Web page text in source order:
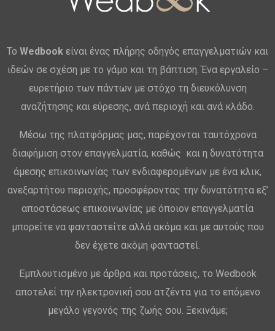
Το Wedbook είναι ένας πλήρης οδηγός επαγγελματιών και
ιδεών σε σχέση με το γάμο και τη βάπτιση. Ένα εργαλείο –
ευρετήριο των πάντων με στόχο τη διευκόλυνση
αναζήτησης και εύρεσης, ανά περιοχή και ανά κλάδο.
Μέσω της πλατφόρμας μας, παρέχονται ταυτόχρονα
διαφήμιση στον επαγγελματία, καθώς και η δυνατότητα
άμεσης επικοινωνίας των ενδιαφερομένων με ένα κλικ,
ανεξαρτήτου περιοχής, προσφέροντας την δυνατότητα εξ’
αποστάσεως επικοινωνίας με όποιον επαγγελματία
μπορείτε να φανταστείτε αλλά ακόμα και με αυτούς που
δεν έχετε ακόμη φανταστεί.
Εμπλουτισμένο με άρθρα και προτάσεις, το Wedbook
αποτελεί την ηλεκτρονική σου ατζέντα για το επόμενο
μεγάλο γεγονός της ζωής σου. Ξεκινάμε;